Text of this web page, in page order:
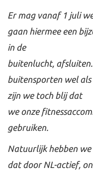
Er mag vanaf 1 juli
gaan hiermee een
in de
buitenlucht,
buitensporten wel
zijn we toch blij dat
we onze
gebruiken.
Natuurlijk hebben
dat door NL-actief,